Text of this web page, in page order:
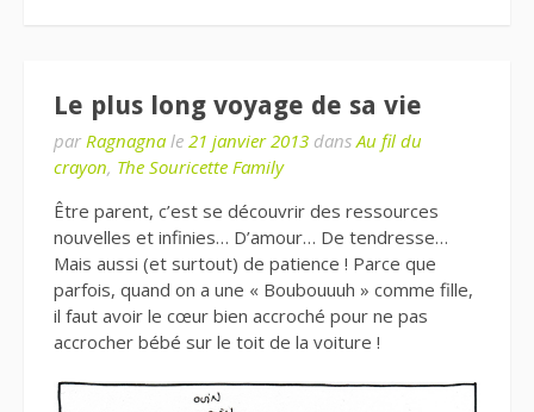
Le plus long voyage de sa vie
par Ragnagna le 21 janvier 2013 dans Au fil du
crayon, The Souricette Family
Être parent, c’est se découvrir des ressources
nouvelles et infinies… D’amour… De tendresse…
Mais aussi (et surtout) de patience ! Parce que
parfois, quand on a une « Boubouuuh » comme fille,
il faut avoir le cœur bien accroché pour ne pas
accrocher bébé sur le toit de la voiture !